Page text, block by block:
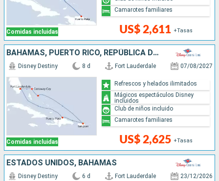
Comidas incluidas US$ 2,611 +Tasas
Camarotes familiares
BAHAMAS, PUERTO RICO, REPÚBLICA DOMINICANA, ESTADOS UNIDOS
Comidas incluidas
Disney Destiny 8 d Fort Lauderdale 07/08/2027
US$ 2,625 +Tasas
Refrescos y helados ilimitados
Mágicos espectáculos Disney
incluidos
Club de niños incluido
Camarotes familiares
ESTADOS UNIDOS, BAHAMAS
Disney Destiny 6 d Fort Lauderdale 23/12/2026